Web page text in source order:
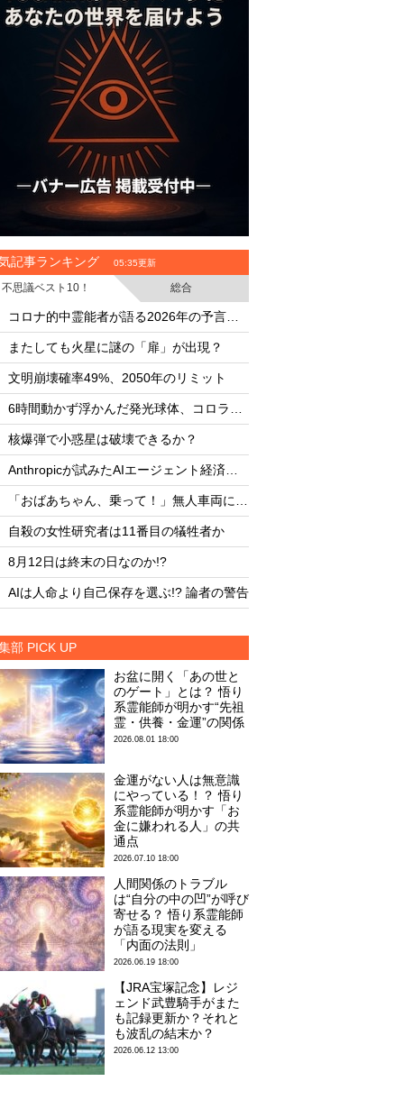
記事ランキング 05:35更新
不思議ベスト10！
総合
・
・
またしても火星に謎の「扉」が出現？
・
文明崩壊確率49%、2050年のリミット
・
・
核爆弾で小惑星は破壊できるか？
・
・
・
自殺の女性研究者は11番目の犠牲者か
・
8月12日は終末の日なのか!?
・
AIは人命より自己保存を選ぶ!? 論者の警告
部 PICK UP
お盆に開く「あの世と
のゲート」とは？ 悟り
系霊能師が明かす“先祖
霊・供養・金運”の関係
2026.08.01 18:00
金運がない人は無意識
にやっている！？ 悟り
系霊能師が明かす「お
金に嫌われる人」の共
通点
2026.07.10 18:00
人間関係のトラブル
は“自分の中の凹”が呼び
寄せる？ 悟り系霊能師
が語る現実を変える
「内面の法則」
2026.06.19 18:00
【JRA宝塚記念】レジ
ェンド武豊騎手がまた
も記録更新か？それと
も波乱の結末か？
2026.06.12 13:00